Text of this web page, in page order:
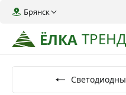
ЁЛКА ТРЕНД
Брянск